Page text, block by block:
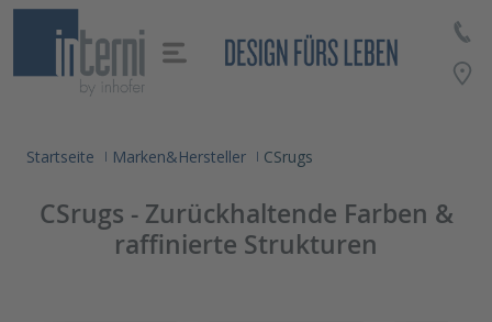
Startseite Marken&Hersteller CSrugs
CSrugs - Zurückhaltende Farben &
raffinierte Strukturen